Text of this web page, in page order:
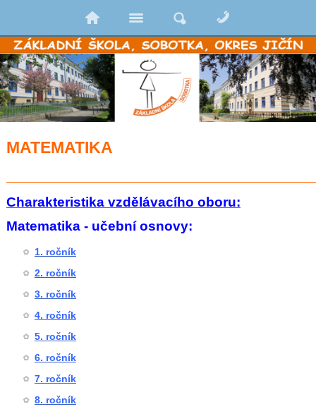
MATEMATIKA
Charakteristika vzdělávacího oboru:
Matematika - učební osnovy:
1. ročník
2. ročník
3. ročník
4. ročník
5. ročník
6. ročník
7. ročník
8. ročník